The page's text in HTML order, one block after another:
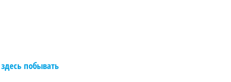
побывать